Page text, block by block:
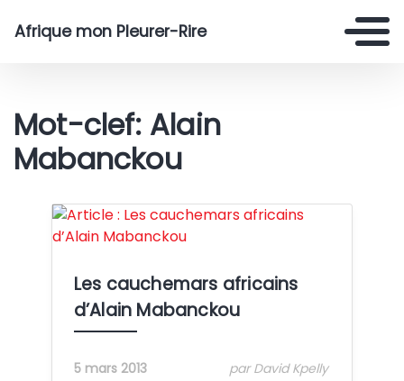
Afrique mon Pleurer-Rire
Mot-clef: Alain
Mabanckou
Les cauchemars africains
d’Alain Mabanckou
5 mars 2013 par David Kpelly